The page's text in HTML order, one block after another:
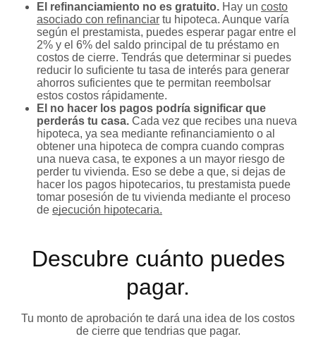
El refinanciamiento no es gratuito. Hay un costo
asociado con refinanciar tu hipoteca. Aunque varía
según el prestamista, puedes esperar pagar entre el
2% y el 6% del saldo principal de tu préstamo en
costos de cierre. Tendrás que determinar si puedes
reducir lo suficiente tu tasa de interés para generar
ahorros suficientes que te permitan reembolsar
estos costos rápidamente.
El no hacer los pagos podría significar que
perderás tu casa. Cada vez que recibes una nueva
hipoteca, ya sea mediante refinanciamiento o al
obtener una hipoteca de compra cuando compras
una nueva casa, te expones a un mayor riesgo de
perder tu vivienda. Eso se debe a que, si dejas de
hacer los pagos hipotecarios, tu prestamista puede
tomar posesión de tu vivienda mediante el proceso
de ejecución hipotecaria.
Descubre cuánto puedes
pagar.
Tu monto de aprobación te dará una idea de los costos
de cierre que tendrias que pagar.